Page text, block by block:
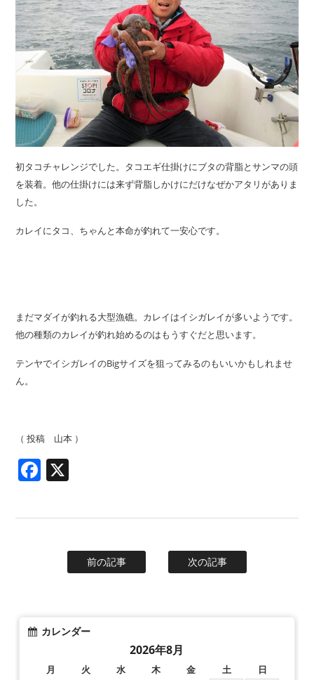
初タコチャレンジでした。タコエギ仕掛けにブタの背脂とサンマの頭
を装着。他の仕掛けには来ず背脂しかけにだけなぜかアタリがありま
した。
カレイにタコ、ちゃんと本命が釣れて一安心です。
まだマダイが釣れる大型漁礁。カレイはイシガレイが多いようです。
他の種類のカレイが釣れ始めるのはもうすぐだと思います。
テンヤでイシガレイのBigサイズを狙ってみるのもいいかもしれませ
ん。
（ 投稿 山本 ）
Facebook
前の記事 次の記事
カレンダー
2026年8月
月 火 水 木 金 土 日